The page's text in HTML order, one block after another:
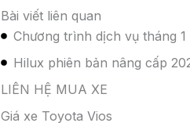
Bài viết liên quan
Chương trình dịch vụ tháng
Hilux phiên bản nâng cấp
LIÊN HỆ MUA XE
Giá xe Toyota Vios